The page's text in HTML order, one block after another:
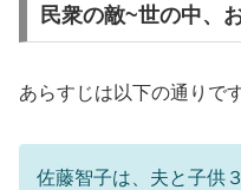
民衆の敵~世の中、
あらすじは以下の通りです
佐藤智子は、夫と子供